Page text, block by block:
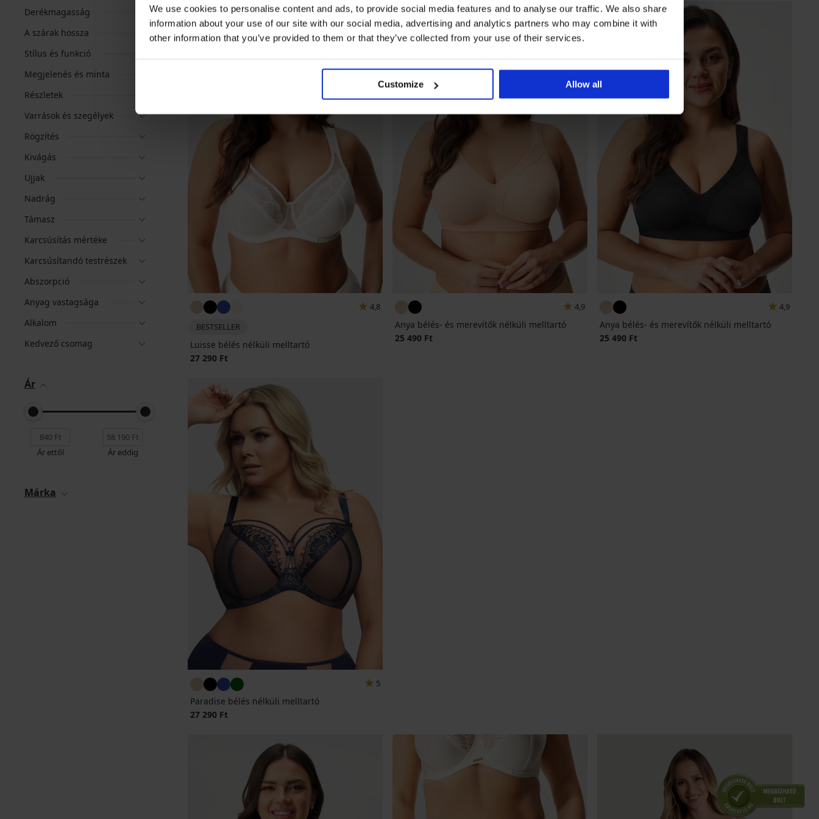
We use cookies to personalise content and ads, to provide social media features and to analyse our traffic. We also share
information about your use of our site with our social media, advertising and analytics partners who may combine it with
other information that you’ve provided to them or that they’ve collected from your use of their services.
Customize Allow all
Derékmagasság
A szárak hossza
Stílus és funkció
Megjelenés és minta
Részletek
Varrások és szegélyek
Rögzítés
Kivágás
Ujjak
Nadrág
Támasz
Karcsúsítás mértéke
Karcsúsítandó testrészek
Abszorpció
Anyag vastagsága
Alkalom
Kedvező csomag
Ár
Ár ettől Ár eddig
Márka
4,8
BESTSELLER
Luisse bélés nélküli melltartó
27 290 Ft
4,9
Anya bélés- és merevítők nélküli melltartó
25 490 Ft
4,9
Anya bélés- és merevítők nélküli melltartó
25 490 Ft
5
Paradise bélés nélküli melltartó
27 290 Ft